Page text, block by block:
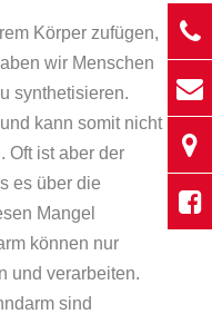
Körper zufügen,
wir Menschen
synthetisieren.
kann somit nicht
Oft ist aber der
es über die
Mangel
können nur
und verarbeiten.
sind